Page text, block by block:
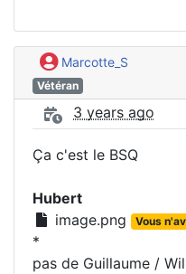
Marcotte_S
Vétéran
3 years ago
Ça c'est le BSQ
Hubert
image.png
Vous
*
pas de Guillaume /